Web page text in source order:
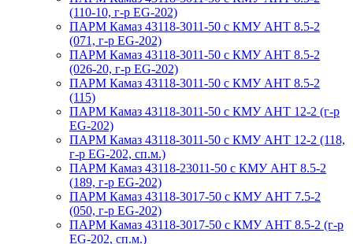
(110-10, г-р EG-202)
ПАРМ Камаз 43118-3011-50 с КМУ АНТ 8.5-2
(071, г-р EG-202)
ПАРМ Камаз 43118-3011-50 с КМУ АНТ 8.5-2
(026-20, г-р EG-202)
ПАРМ Камаз 43118-3011-50 с КМУ АНТ 8.5-2
(115)
ПАРМ Камаз 43118-3011-50 с КМУ АНТ 12-2 (г-р
EG-202)
ПАРМ Камаз 43118-3011-50 с КМУ АНТ 12-2 (118,
г-р EG-202, сп.м.)
ПАРМ Камаз 43118-23011-50 с КМУ АНТ 8.5-2
(189, г-р EG-202)
ПАРМ Камаз 43118-3017-50 с КМУ АНТ 7.5-2
(050, г-р EG-202)
ПАРМ Камаз 43118-3017-50 с КМУ АНТ 8.5-2 (г-р
EG-202, сп.м.)